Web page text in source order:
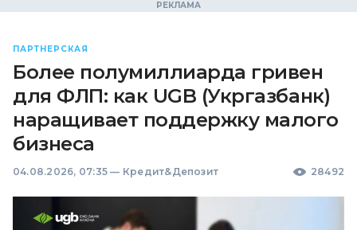
ПАРТНЕРСКАЯ
Более полумиллиарда гривен
для ФЛП: как UGB (Укргазбанк)
наращивает поддержку малого
бизнеса
04.08.2026, 07:35 — Кредит&Депозит 28492